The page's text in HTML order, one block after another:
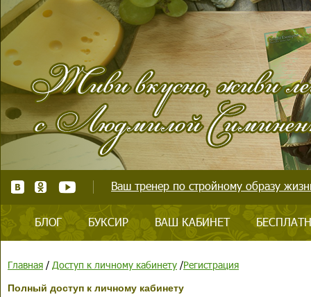
Ваш тренер по стройному образу
БЛОГ БУКСИР ВАШ КАБИНЕТ
Главная / Доступ к личному кабинету /Регистрация
Полный доступ к личному кабинету